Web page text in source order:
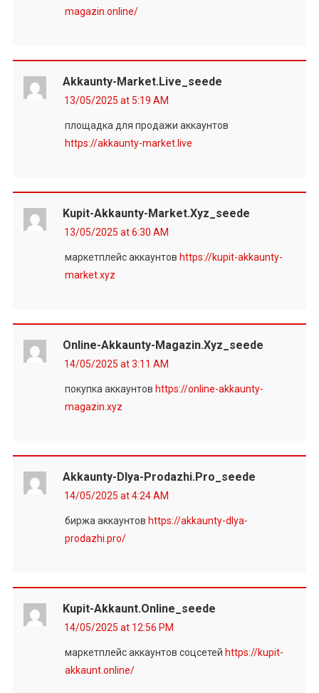
magazin.online/
Akkaunty-Market.live_seede
13/05/2025 at 5:19 AM
площадка для продажи аккаунтов
https://akkaunty-market.live
Kupit-Akkaunty-Market.xyz_seede
13/05/2025 at 6:30 AM
маркетплейс аккаунтов https://kupit-akkaunty-
market.xyz
Online-Akkaunty-Magazin.xyz_seede
14/05/2025 at 3:11 AM
покупка аккаунтов https://online-akkaunty-
magazin.xyz
Akkaunty-Dlya-Prodazhi.pro_seede
14/05/2025 at 4:24 AM
биржа аккаунтов https://akkaunty-dlya-
prodazhi.pro/
Kupit-Akkaunt.online_seede
14/05/2025 at 12:56 PM
маркетплейс аккаунтов соцсетей https://kupit-
akkaunt.online/